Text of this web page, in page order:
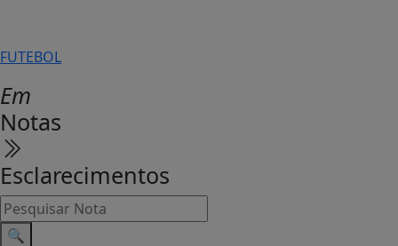
FUTEBOL
Em
Notas
Esclarecimentos
🔍